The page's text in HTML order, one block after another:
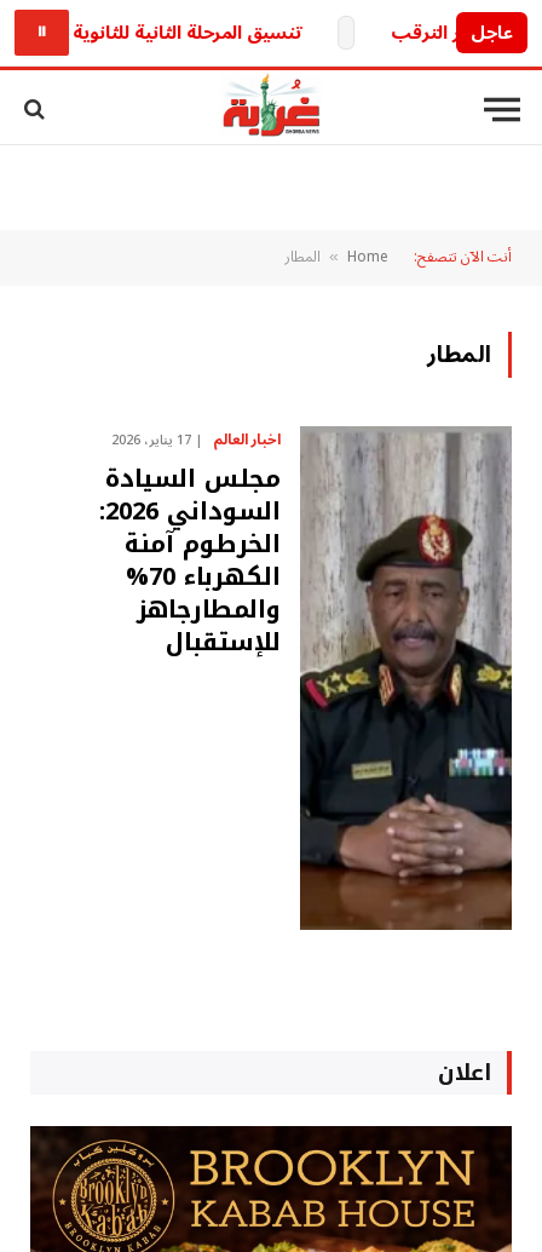
عاجل
يثير الترقب تنسيق المرحلة الثانية للثانوية العامة 2026.. الكليات المتوقعة وخطوات التسجيل
⏸
أنت الآن تتصفح: Home
» المطار
المطار
اخبار العالم 17 يناير، 2026
مجلس السيادة
السوداني 2026:
الخرطوم آمنة
الكهرباء 70%
والمطارجاهز
للإستقبال
اعلان